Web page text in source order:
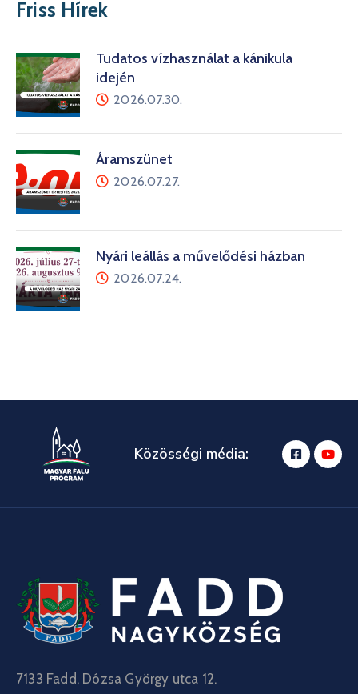
Friss Hírek
Tudatos vízhasználat a kánikula
idején
2026.07.30.
Áramszünet
2026.07.27.
Nyári leállás a művelődési házban
2026.07.24.
Közösségi média:
7133 Fadd, Dózsa György utca 12.